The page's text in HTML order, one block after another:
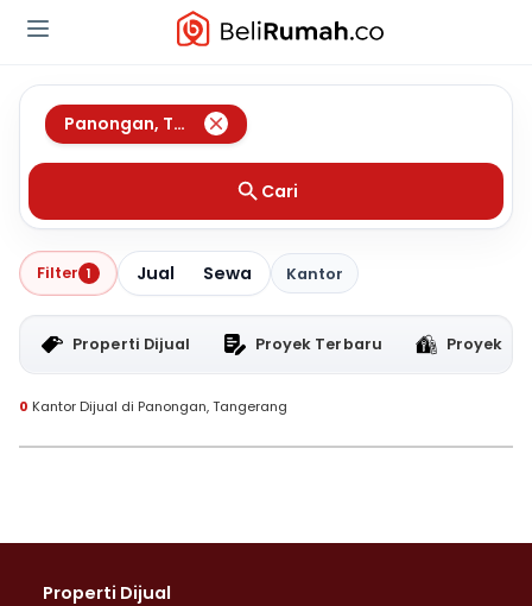
Panongan, Tangerang
Cari
Filter 1 Jual Sewa Kantor
Properti Dijual Proyek Terbaru Proyek
0 Kantor Dijual di Panongan, Tangerang
Properti Dijual